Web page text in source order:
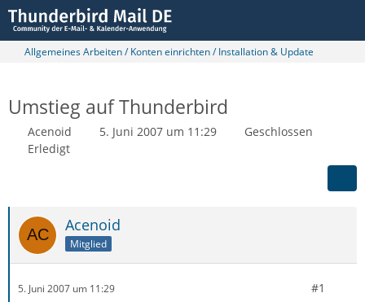
Allgemeines Arbeiten / Konten einrichten / Installation & Update
Umstieg auf Thunderbird
Acenoid 5. Juni 2007 um 11:29
Geschlossen
Erledigt
Acenoid
Mitglied
5. Juni 2007 um 11:29 #1